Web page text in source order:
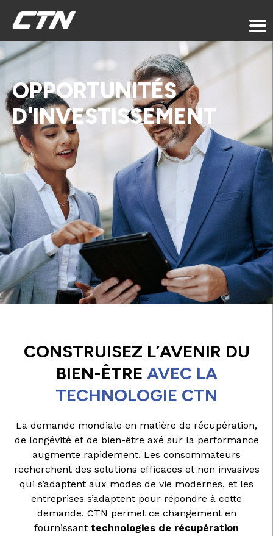
OPPORTUNITÉS
D'INVESTISSEMENT
CONSTRUISEZ L’AVENIR DU
BIEN-ÊTRE AVEC LA
TECHNOLOGIE CTN
La demande mondiale en matière de récupération,
de longévité et de bien-être axé sur la performance
augmente rapidement. Les consommateurs
recherchent des solutions efficaces et non invasives
qui s’adaptent aux modes de vie modernes, et les
entreprises s’adaptent pour répondre à cette
demande. CTN permet ce changement en
fournissant technologies de récupération